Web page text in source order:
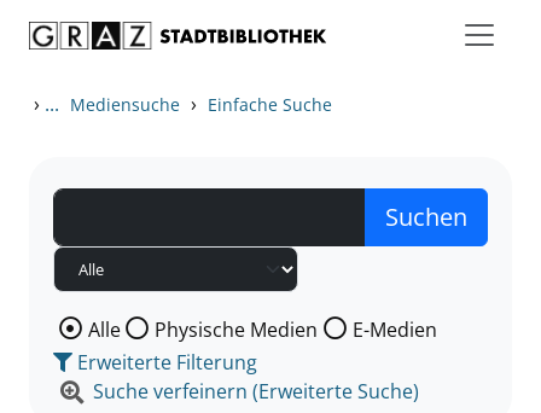
› ... Mediensuche › Einfache Suche
Wählen Sie die Medienart nach der Sie suchen wollen.
Alle Physische Medien
E-Medien
Erweiterte Filterung
Suche verfeinern (Erweiterte Suche)